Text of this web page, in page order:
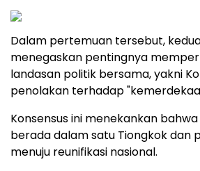
Dalam pertemuan tersebut,
menegaskan pentingnya
landasan politik bersama, yakni
penolakan terhadap
Konsensus ini menekankan
berada dalam satu Tiongkok dan
menuju reunifikasi nasional.